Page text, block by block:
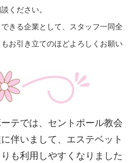
ください。
きる企業として、スタッフ一同全
お引き立てのほどよろしくお願い
テでは、セントポール教会
伴いまして、エステベット
も利用しやすくなりました